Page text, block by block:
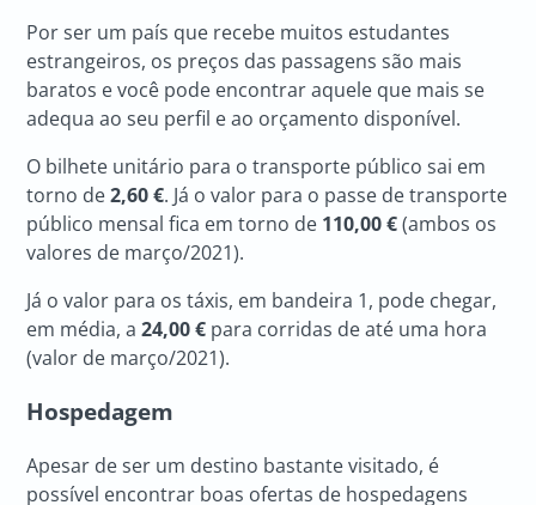
Por ser um país que recebe muitos estudantes
estrangeiros, os preços das passagens são mais
baratos e você pode encontrar aquele que mais se
adequa ao seu perfil e ao orçamento disponível.
O bilhete unitário para o transporte público sai em
torno de2,60€. Já o valor para o passe de transporte
público mensal fica em torno de 110,00€(ambos os
valores de março/2021).
Já o valor para os táxis, em bandeira 1, pode chegar,
em média, a24,00 € para corridas de até uma hora
(valor de março/2021).
Hospedagem
Apesar de ser um destino bastante visitado, é
possível encontrar boas ofertas de hospedagens